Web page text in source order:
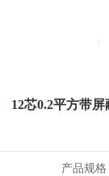
12芯0.2平方带
产品规格